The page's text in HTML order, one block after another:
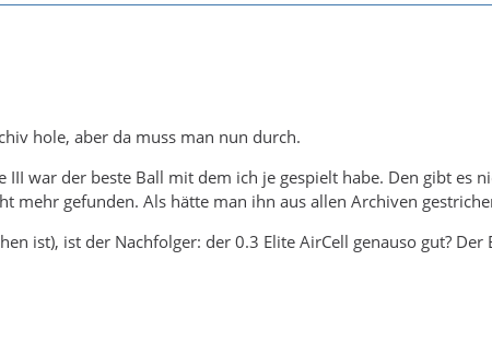
hole, aber da muss man nun durch.
III war der beste Ball mit dem ich je gespielt habe. Den gibt es
mehr gefunden. Als hätte man ihn aus allen Archiven
ist), ist der Nachfolger: der 0.3 Elite AirCell genauso gut?